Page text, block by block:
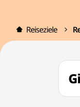
Reiseziele